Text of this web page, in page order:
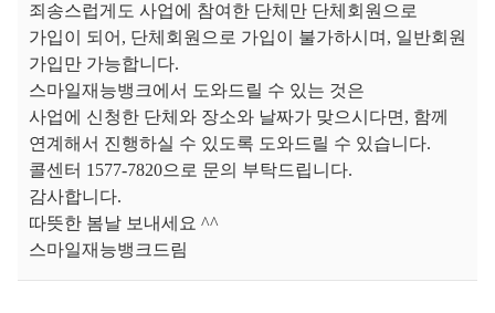
죄송스럽게도 사업에 참여한 단체만 단체회원으로
가입이 되어, 단체회원으로 가입이 불가하시며, 일반회원
가입만 가능합니다.
스마일재능뱅크에서 도와드릴 수 있는 것은
사업에 신청한 단체와 장소와 날짜가 맞으시다면, 함께
연계해서 진행하실 수 있도록 도와드릴 수 있습니다.
콜센터 1577-7820으로 문의 부탁드립니다.
감사합니다.
따뜻한 봄날 보내세요 ^^
스마일재능뱅크드림